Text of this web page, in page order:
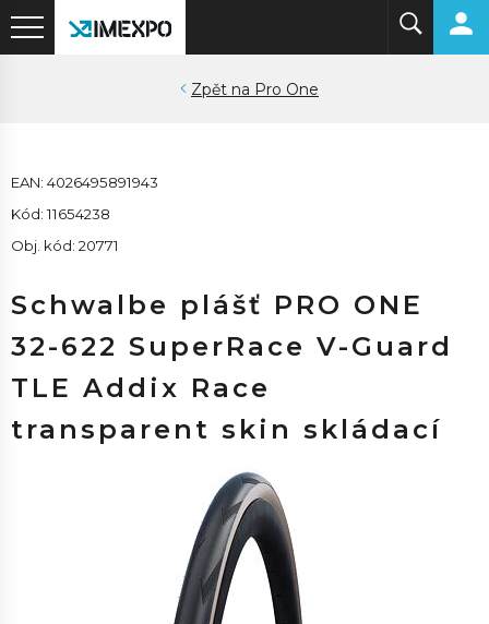
Pro One
EAN: 4026495891943
Kód: 11654238
Obj. kód: 20771
Schwalbe plášť PRO ONE
32-622 SuperRace V-Guard
TLE Addix Race
transparent skin skládací